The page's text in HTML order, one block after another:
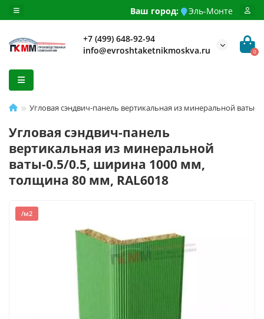
Ваш город: Эль-Монте
+7 (499) 648-92-94
info@evroshtaketnikmoskva.ru
0
Угловая сэндвич-панель вертикальная из минеральной
Угловая сэндвич-панель
вертикальная из минеральной
ваты-0.5/0.5, ширина 1000 мм,
толщина 80 мм, RAL6018
/м2